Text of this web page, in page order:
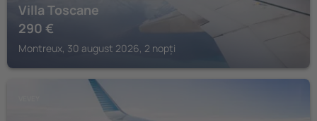
Villa Toscane
290 €
Montreux, 30 august 2026, 2 nopți